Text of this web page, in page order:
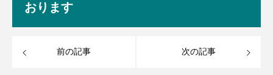
おります
前の記事 次の記事